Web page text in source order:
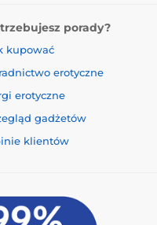
porady?
kupować
erotyczne
erotyczne
gadżetów
klientów